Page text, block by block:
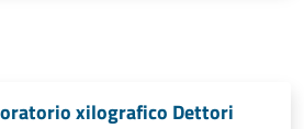
xilografico Dettori